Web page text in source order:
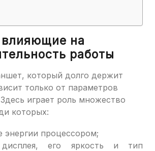
на
работы
который долго держит
только от параметров
играет роль множество
которых:
энергии процессором;
дисплея, его яркость и тип